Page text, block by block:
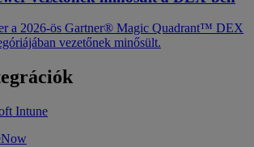
a 2026-ös Gartner® Magic Quadrant™ DEX
vezetőnek minősült.
Intune